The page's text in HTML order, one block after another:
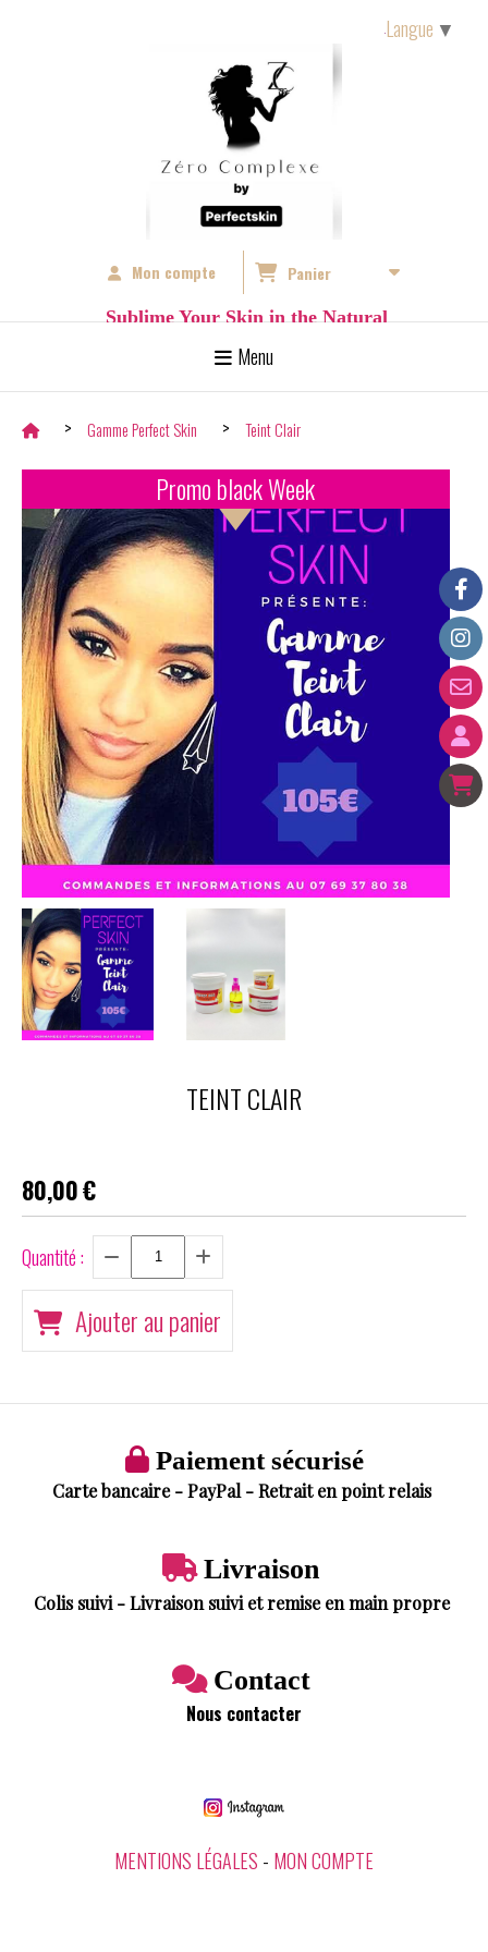
Sublime Your Skin in the Natural
Mon compte Panier
Menu
Gamme Perfect Skin Teint Clair
Promo black Week
TEINT CLAIR
80,00€
Quantité :
Ajouter au panier
 Paiement sécurisé
Carte bancaire - PayPal - Retrait en point relais
Livraison
Colis suivi - Livraison suivi et remise en main propre
 Contact
Nous contacter
MENTIONS LÉGALES MON COMPTE
Langue ▼